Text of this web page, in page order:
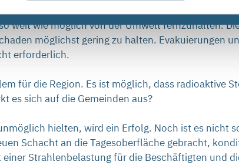
umgesetzt sind. Die Rückholung der
weit wie möglich von der Umwelt fernzuhalten.
möglichst gering zu halten. Evakuierungen
erforderlich.
für die Region. Es ist möglich, dass radioaktive
es sich auf die Gemeinden aus?
hielten, wird ein Erfolg. Noch ist es nicht
Schacht an die Tagesoberfläche gebracht,
Strahlenbelastung für die Beschäftigten und